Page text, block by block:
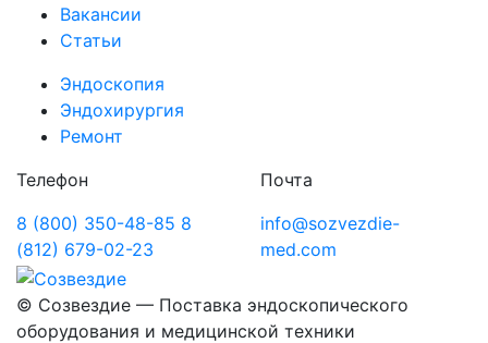
Вакансии
Статьи
Эндоскопия
Эндохирургия
Ремонт
Телефон
8 (800) 350-48-85 8
(812) 679-02-23
Почта
info@sozvezdie-
med.com
© Созвездие — Поставка эндоскопического
оборудования и медицинской техники